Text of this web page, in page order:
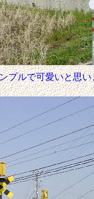
プルで可愛いと思い